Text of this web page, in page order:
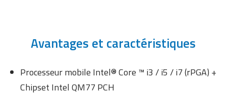
Avantages et caractéristiques
Processeur mobile Intel® Core ™ i3 / i5 / i7 (rPGA) +
Chipset Intel QM77 PCH